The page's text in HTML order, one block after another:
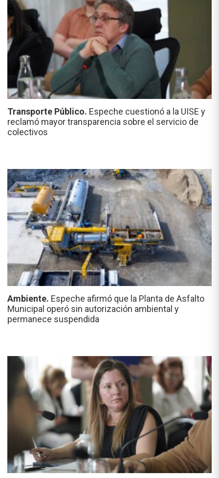
Transporte Público. Espeche cuestionó a la UISE y
reclamó mayor transparencia sobre el servicio de
colectivos
Ambiente. Espeche afirmó que la Planta de Asfalto
Municipal operó sin autorización ambiental y
permanece suspendida